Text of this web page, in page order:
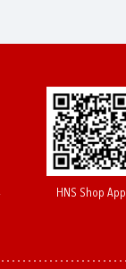
HNS Shop App